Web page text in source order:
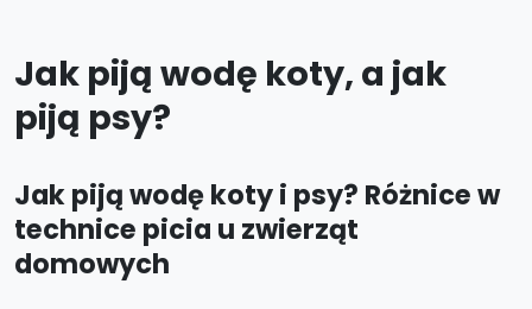
Jak piją wodę koty, a jak
piją psy?
Jak piją wodę koty i psy? Różnice w
technice picia u zwierząt
domowych